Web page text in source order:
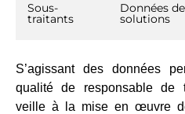
Sous-
traitants
Données
solutions
S’agissant des données
qualité de responsable de
veille à la mise en œuvre